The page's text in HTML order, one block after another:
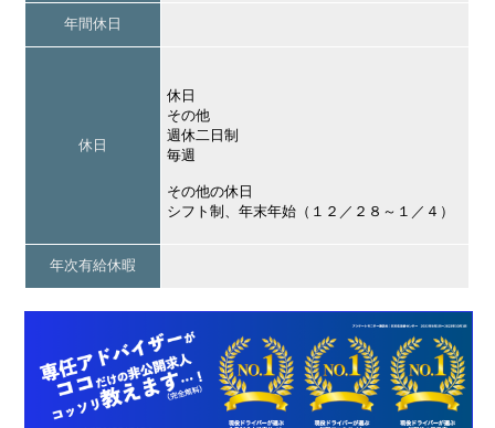
年間休日
休日
休日
その他
週休二日制
毎週
その他の休日
シフト制、年末年始（１２／２８～１／４）
年次有給休暇